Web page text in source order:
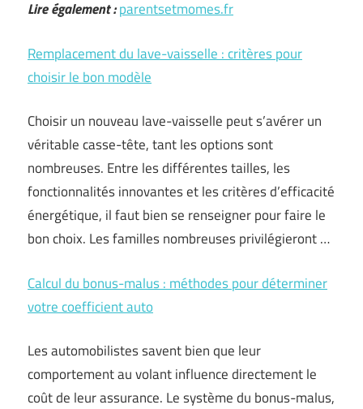
Lire également :parentsetmomes.fr
Remplacement du lave-vaisselle : critères pour
choisir le bon modèle
Choisir un nouveau lave-vaisselle peut s’avérer un
véritable casse-tête, tant les options sont
nombreuses. Entre les différentes tailles, les
fonctionnalités innovantes et les critères d’efficacité
énergétique, il faut bien se renseigner pour faire le
bon choix. Les familles nombreuses privilégieront …
Calcul du bonus-malus : méthodes pour déterminer
votre coefficient auto
Les automobilistes savent bien que leur
comportement au volant influence directement le
coût de leur assurance. Le système du bonus-malus,